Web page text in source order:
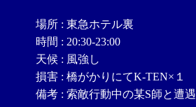
場所 : 東急ホテル裏
時間 : 20:30-23:00
天候 : 風強し
損害 : 橋がかりにてK-TEN×１
備考 : 索敵行動中の某S師と遭遇